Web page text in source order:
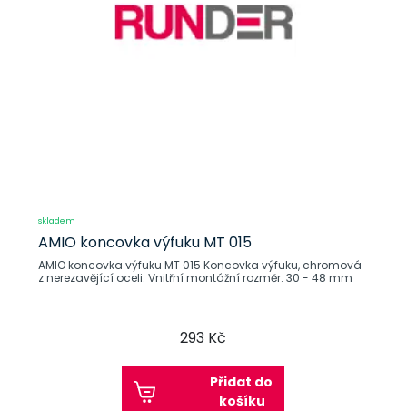
skladem
AMIO koncovka výfuku MT 015
AMIO koncovka výfuku MT 015 Koncovka výfuku, chromová
z nerezavějící oceli. Vnitřní montážní rozměr: 30 - 48 mm
293 Kč
Přidat do
košíku